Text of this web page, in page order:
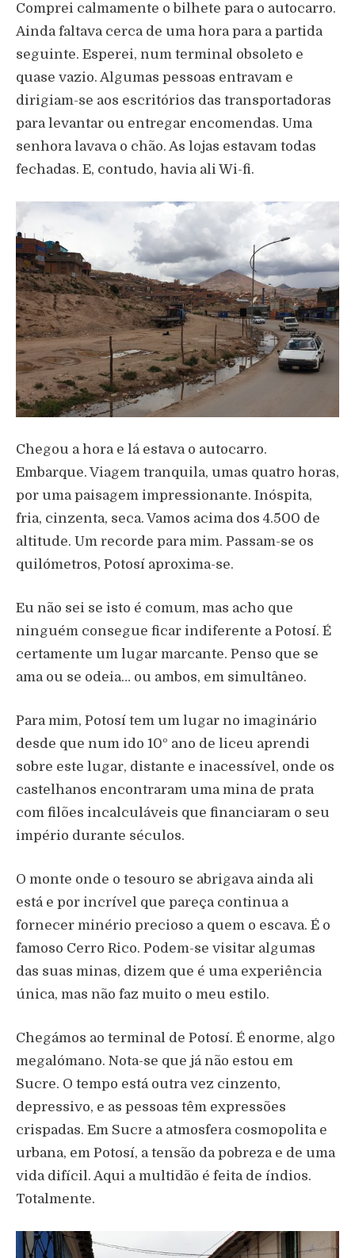
Comprei calmamente o bilhete para o autocarro.
Ainda faltava cerca de uma hora para a partida
seguinte. Esperei, num terminal obsoleto e
quase vazio. Algumas pessoas entravam e
dirigiam-se aos escritórios das transportadoras
para levantar ou entregar encomendas. Uma
senhora lavava o chão. As lojas estavam todas
fechadas. E, contudo, havia ali Wi-fi.
Chegou a hora e lá estava o autocarro.
Embarque. Viagem tranquila, umas quatro horas,
por uma paisagem impressionante. Inóspita,
fria, cinzenta, seca. Vamos acima dos 4.500 de
altitude. Um recorde para mim. Passam-se os
quilómetros, Potosí aproxima-se.
Eu não sei se isto é comum, mas acho que
ninguém consegue ficar indiferente a Potosí. É
certamente um lugar marcante. Penso que se
ama ou se odeia… ou ambos, em simultâneo.
Para mim, Potosí tem um lugar no imaginário
desde que num ido 10º ano de liceu aprendi
sobre este lugar, distante e inacessível, onde os
castelhanos encontraram uma mina de prata
com filões incalculáveis que financiaram o seu
império durante séculos.
O monte onde o tesouro se abrigava ainda ali
está e por incrível que pareça continua a
fornecer minério precioso a quem o escava. É o
famoso Cerro Rico. Podem-se visitar algumas
das suas minas, dizem que é uma experiência
única, mas não faz muito o meu estilo.
Chegámos ao terminal de Potosí. É enorme, algo
megalómano. Nota-se que já não estou em
Sucre. O tempo está outra vez cinzento,
depressivo, e as pessoas têm expressões
crispadas. Em Sucre a atmosfera cosmopolita e
urbana, em Potosí, a tensão da pobreza e de uma
vida difícil. Aqui a multidão é feita de índios.
Totalmente.